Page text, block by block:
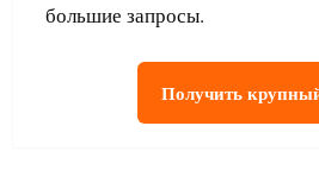
большие запросы.
Получить